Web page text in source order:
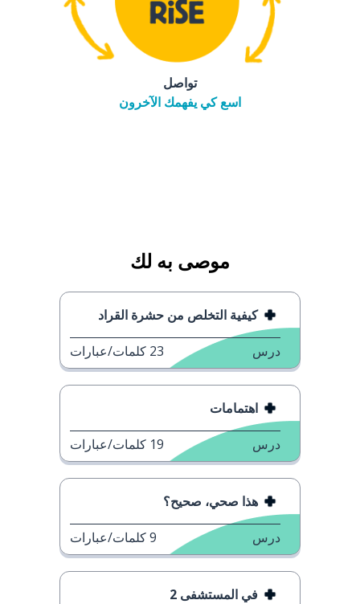
تواصل
اسع كي يفهمك الآخرون
موصى به لك
كيفية التخلص من حشرة القراد
درس 23 كلمات/عبارات
اهتمامات
درس 19 كلمات/عبارات
هذا صحي، صحيح؟
درس 9كلمات/عبارات
في المستشفى 2